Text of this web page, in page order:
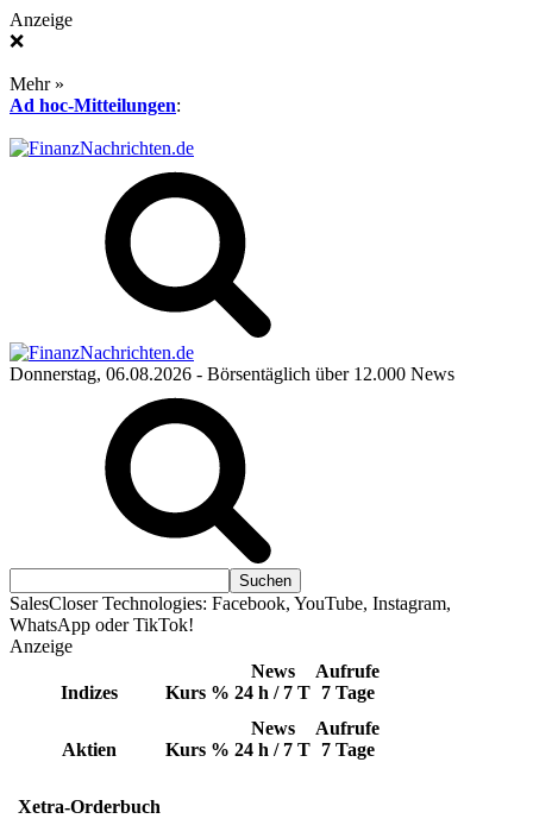
Anzeige
❌
Mehr »
Ad hoc-Mitteilungen:
Donnerstag, 06.08.2026 - Börsentäglich über 12.000 News
SalesCloser Technologies: Facebook, YouTube, Instagram,
WhatsApp oder TikTok!
Anzeige
Indizes Kurs %
News
24 h / 7 T
Aufrufe
7 Tage
Aktien Kurs %
News
24 h / 7 T
Aufrufe
7 Tage
Xetra-Orderbuch